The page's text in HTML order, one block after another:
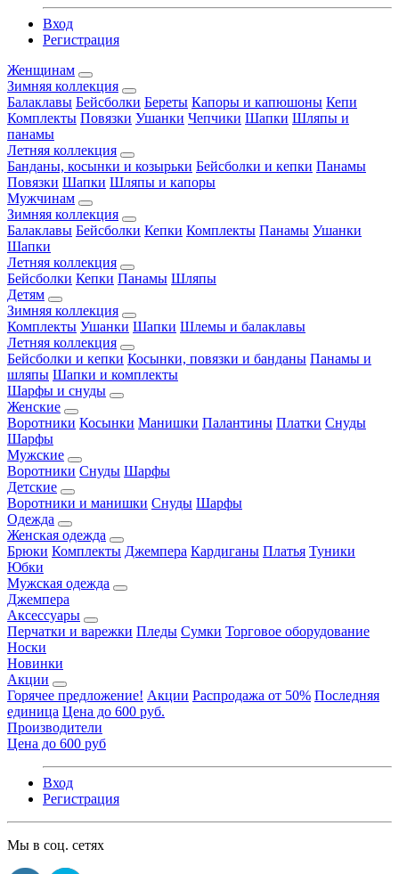
Вход
Регистрация
Женщинам
Зимняя коллекция
Балаклавы Бейсболки Береты Капоры и капюшоны Кепи
Комплекты Повязки Ушанки Чепчики Шапки Шляпы и
панамы
Летняя коллекция
Банданы, косынки и козырьки Бейсболки и кепки Панамы
Повязки Шапки Шляпы и капоры
Мужчинам
Зимняя коллекция
Балаклавы Бейсболки Кепки Комплекты Панамы Ушанки
Шапки
Летняя коллекция
Бейсболки Кепки Панамы Шляпы
Детям
Зимняя коллекция
Комплекты Ушанки Шапки Шлемы и балаклавы
Летняя коллекция
Бейсболки и кепки Косынки, повязки и банданы Панамы и
шляпы Шапки и комплекты
Шарфы и снуды
Женские
Воротники Косынки Манишки Палантины Платки Снуды
Шарфы
Мужские
Воротники Снуды Шарфы
Детские
Воротники и манишки Снуды Шарфы
Одежда
Женская одежда
Брюки Комплекты Джемпера Кардиганы Платья Туники
Юбки
Мужская одежда
Джемпера
Аксессуары
Перчатки и варежки Пледы Сумки Торговое оборудование
Носки
Новинки
Акции
Горячее предложение! Акции Распродажа от 50% Последняя
единица Цена до 600 руб.
Производители
Цена до 600 руб
Вход
Регистрация
Мы в соц. сетях